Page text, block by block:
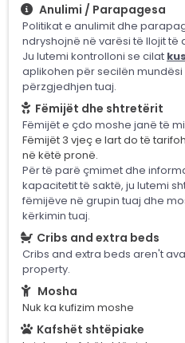
Anulimi / Parapagesa
Politikat e anulimit dhe
ndryshojnë në varësi të llojit të
Ju lutemi kontrolloni se cilat
aplikohen për secilën mundësi
përzgjedhjen tuaj.
Fëmijët dhe shtretërit
Fëmijët e çdo moshe janë të
Fëmijët 3 vjeç e lart do të
në këtë pronë.
Për të parë çmimet dhe
kapacitetit të saktë, ju lutemi
fëmijëve në grupin tuaj dhe
kërkimin tuaj.
Cribs and extra beds
Cribs and extra beds aren't
property.
Mosha
Nuk ka kufizim moshe
Kafshët shtëpiake